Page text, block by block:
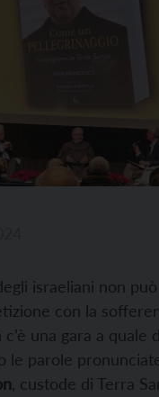
israeliani non
con la
una gara a quale
le parole
, custode di Terra